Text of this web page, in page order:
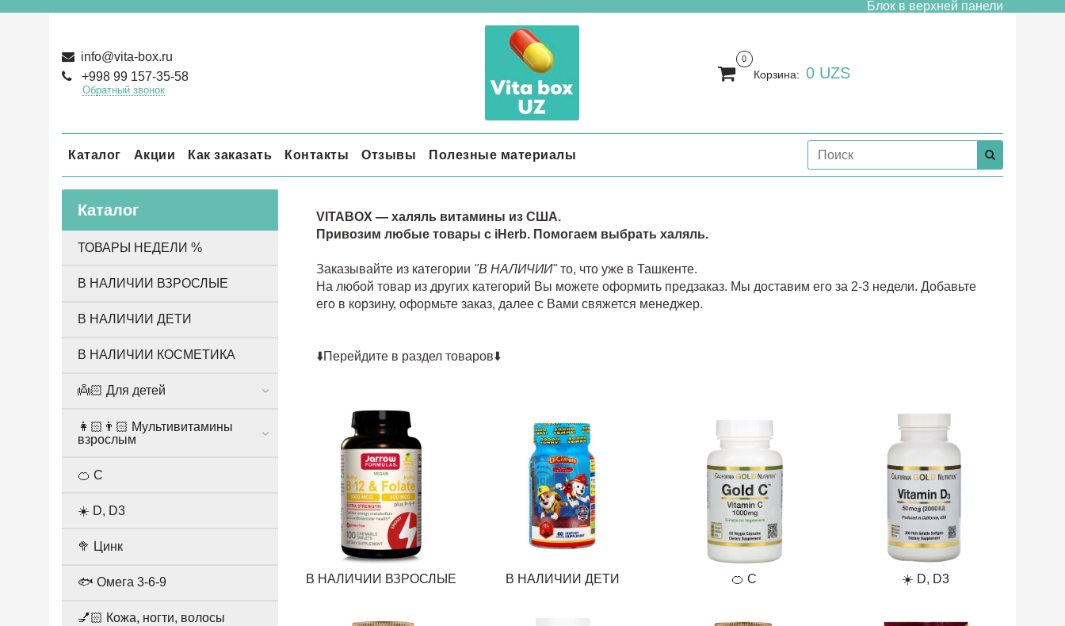
Блок в верхней панели
info@vita-box.ru
+998 99 157-35-58
Обратный звонок
0
Корзина: 0 UZS
Каталог Акции Как заказать Контакты Отзывы Полезные материалы
VITABOX — халяль витамины из США.
Привозим любые товары с iHerb. Помогаем выбрать халяль.
Заказывайте из категории "В НАЛИЧИИ"то, что уже в Ташкенте.
На любой товар из других категорий Вы можете оформить предзаказ. Мы доставим его за 2-3 недели. Добавьте
его в корзину, оформьте заказ, далее с Вами свяжется менеджер.
⬇️Перейдите в раздел товаров⬇️
В НАЛИЧИИ ВЗРОСЛЫЕ В НАЛИЧИИ ДЕТИ 🍊 С ☀️ D, D3
Каталог
ТОВАРЫ НЕДЕЛИ %
В НАЛИЧИИ ВЗРОСЛЫЕ
В НАЛИЧИИ ДЕТИ
В НАЛИЧИИ КОСМЕТИКА
👼🏻 Для детей
👩🏻👨🏻 Мультивитамины
взрослым
🍊 С
☀️ D, D3
🥦 Цинк
🐟 Омега 3-6-9
💅🏻 Кожа, ногти, волосы